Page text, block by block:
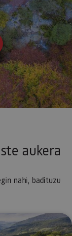
aukera
nahi, badituzu